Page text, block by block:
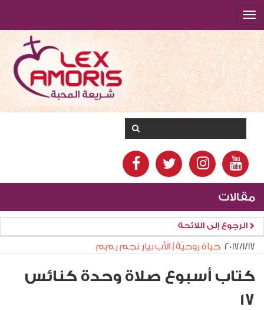
مقالات
الرجوع إلى اللائحة
١٧‏/١‏/٢٠١٧ حياة روحيّة | الأب بيار نجم ر.م.م
كتاب أسبوع صلاة وحدة كنائس
17